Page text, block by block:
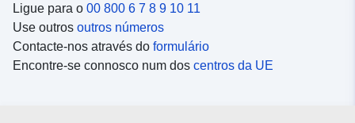
Ligue para o 00 800 6 7 8 9 10 11
Use outros outros números
Contacte-nos através do formulário
Encontre-se connosco num dos centros da UE